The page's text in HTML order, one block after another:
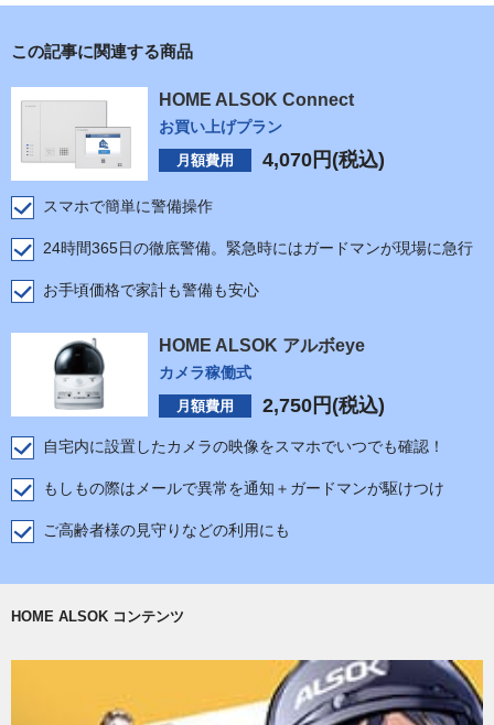
この記事に関連する商品
HOME ALSOK Connect
お買い上げプラン
月額費用 4,070 円(税込)
スマホで簡単に警備操作
24時間365日の徹底警備。緊急時にはガードマンが現場に急行
お手頃価格で家計も警備も安心
HOME ALSOK アルボeye
カメラ稼働式
月額費用 2,750 円(税込)
自宅内に設置したカメラの映像をスマホでいつでも確認！
もしもの際はメールで異常を通知＋ガードマンが駆けつけ
ご高齢者様の見守りなどの利用にも
HOME ALSOK コンテンツ